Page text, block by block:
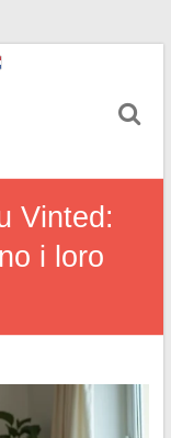
Vinted:
i loro